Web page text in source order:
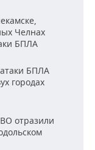
Челнах
БПЛА
БПЛА
городах
отразили